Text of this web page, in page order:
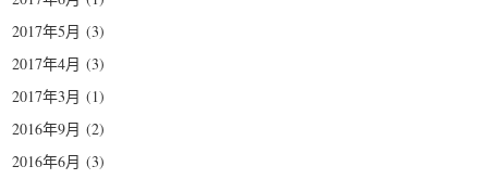
2017年5月 (3)
2017年4月 (3)
2017年3月 (1)
2016年9月 (2)
2016年6月 (3)